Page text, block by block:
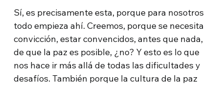
Sí, es precisamente esta, porque para nosotros
todo empieza ahí. Creemos, porque se necesita
convicción, estar convencidos, antes que nada,
de que la paz es posible, ¿no? Y esto es lo que
nos hace ir más allá de todas las dificultades y
desafíos. También porque la cultura de la paz